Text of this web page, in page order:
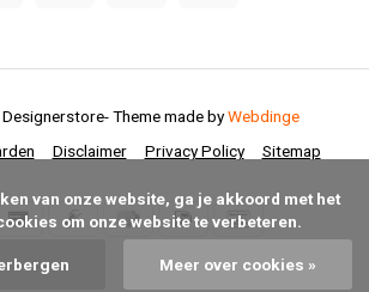
Disclaimer Privacy Policy Sitemap
- Theme made byWebdinge
om onze website te verbeteren.
Meer over cookies »